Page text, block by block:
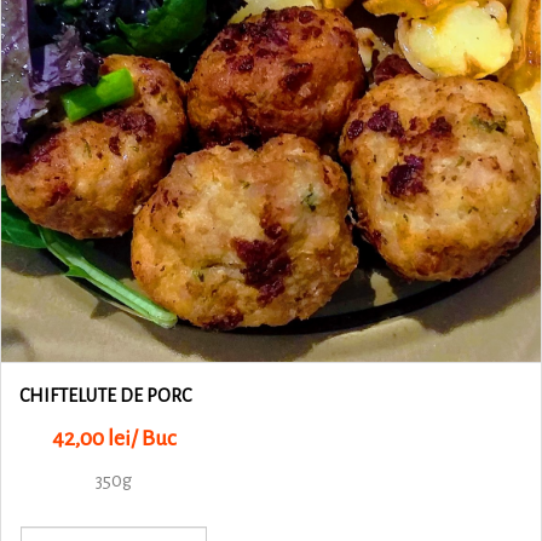
CHIFTELUTE DE PORC
42,00 lei/ Buc
350g